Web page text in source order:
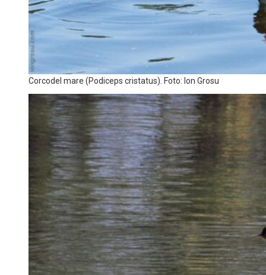
Corcodel mare (Podiceps cristatus). Foto: Ion Grosu